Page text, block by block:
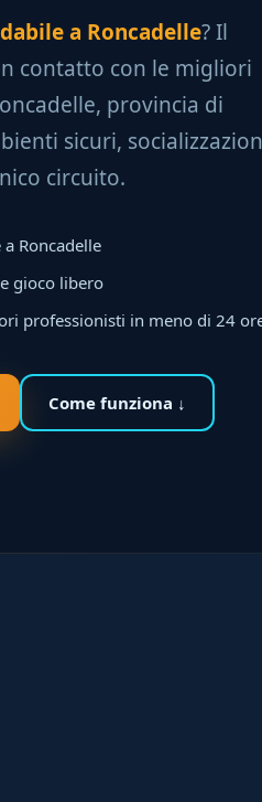
a Roncadelle? Il
contatto con le migliori
provincia di
sicuri,
circuito.
Roncadelle
gioco libero
professionisti in meno di 24
Come funziona ↓